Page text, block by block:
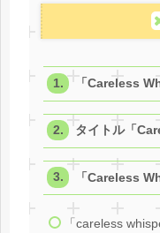
「Careless
タイトル「
「Careless
「careless